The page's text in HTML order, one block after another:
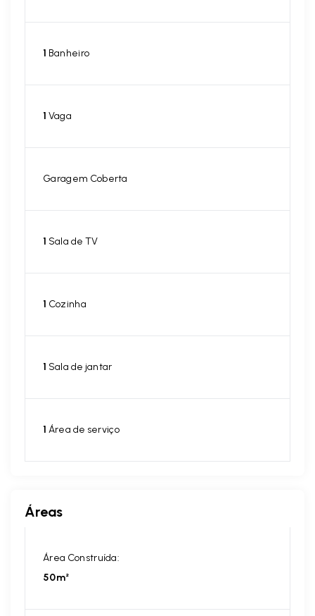
1 Banheiro
1 Vaga
Garagem Coberta
1 Sala de TV
1 Cozinha
1 Sala de jantar
1 Área de serviço
Áreas
Área Construída:
50m²